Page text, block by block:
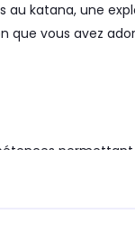
katana, une
vous avez
qui dépend des